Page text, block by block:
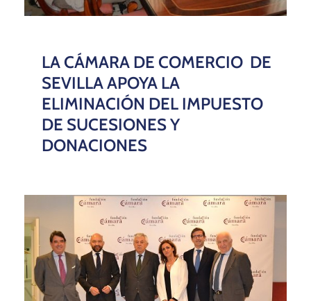
LA CÁMARA DE COMERCIO DE
SEVILLA APOYA LA
ELIMINACIÓN DEL IMPUESTO
DE SUCESIONES Y
DONACIONES